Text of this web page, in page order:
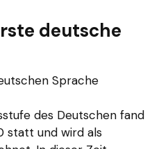
deutsche
Sprache
des Deutschen fand
statt und wird als